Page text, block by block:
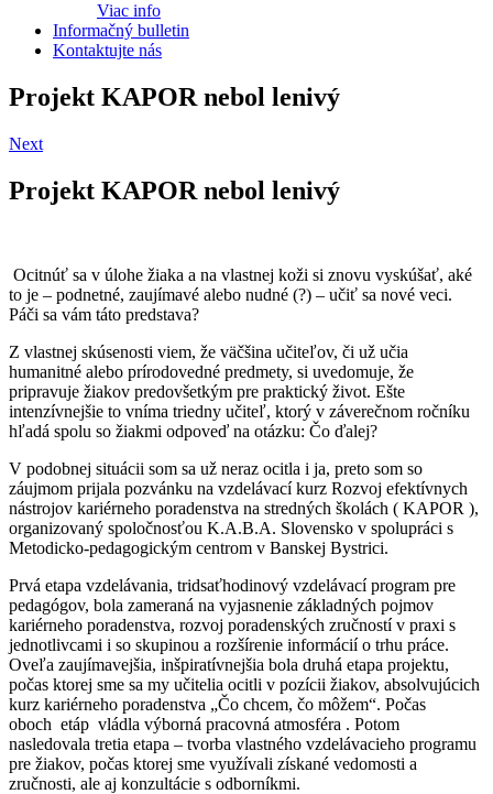
Viac info
Informačný bulletin
Kontaktujte nás
Projekt KAPOR nebol lenivý
Next
Projekt KAPOR nebol lenivý
Ocitnúť sa v úlohe žiaka a na vlastnej koži si znovu vyskúšať, aké
to je – podnetné, zaujímavé alebo nudné (?) – učiť sa nové veci.
Páči sa vám táto predstava?
Z vlastnej skúsenosti viem, že väčšina učiteľov, či už učia
humanitné alebo prírodovedné predmety, si uvedomuje, že
pripravuje žiakov predovšetkým pre praktický život. Ešte
intenzívnejšie to vníma triedny učiteľ, ktorý v záverečnom ročníku
hľadá spolu so žiakmi odpoveď na otázku: Čo ďalej?
V podobnej situácii som sa už neraz ocitla i ja, preto som so
záujmom prijala pozvánku na vzdelávací kurz Rozvoj efektívnych
nástrojov kariérneho poradenstva na stredných školách ( KAPOR ),
organizovaný spoločnosťou K.A.B.A. Slovensko v spolupráci s
Metodicko-pedagogickým centrom v Banskej Bystrici.
Prvá etapa vzdelávania, tridsaťhodinový vzdelávací program pre
pedagógov, bola zameraná na vyjasnenie základných pojmov
kariérneho poradenstva, rozvoj poradenských zručností v praxi s
jednotlivcami i so skupinou a rozšírenie informácií o trhu práce.
Oveľa zaujímavejšia, inšpiratívnejšia bola druhá etapa projektu,
počas ktorej sme sa my učitelia ocitli v pozícii žiakov, absolvujúcich
kurz kariérneho poradenstva „Čo chcem, čo môžem“. Počas
oboch etáp vládla výborná pracovná atmosféra . Potom
nasledovala tretia etapa – tvorba vlastného vzdelávacieho programu
pre žiakov, počas ktorej sme využívali získané vedomosti a
zručnosti, ale aj konzultácie s odborníkmi.